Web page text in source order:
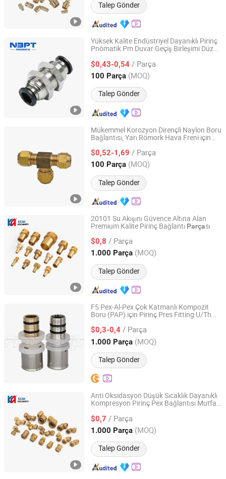
Talep Gönder
Yüksek Kalite Endüstriyel Dayanıklı Pirinç
Pnömatik Pm Duvar Geçiş Birleşimi Düz
$0,43-0,54 / Parça
100 Parça (MOQ)
Talep Gönder
Ningbo Pneumatic Technical Expert Co., Ltd.
Zhejiang, China Fiyat 2010
Mükemmel Korozyon Dirençli Naylon Boru
Bağlantısı, Yarı Römork Hava Freni için
$0,52-1,69 / Parça
100 Parça (MOQ)
Talep Gönder
Zhuji Honghao Machinery Co., Ltd.
Zhejiang, China Fiyat 2025
20101 Su Akışını Güvence Altına Alan
Premium Kalite Pirinç Bağlantı Parçası
$0,8 / Parça
1.000 Parça (MOQ)
Talep Gönder
Zhuji Kean Machinery Co., Ltd.
Zhejiang, China Fiyat 2026
F5 Pex-Al-Pex Çok Katmanlı Kompozit
Boru (PAP) için Pirinç Pres Fitting U/Th
$0,3-0,4 / Parça
1.000 Parça (MOQ)
Talep Gönder
FAME TOP INDUSTRIAL LIMITED
Zhejiang, China Fiyat 2016
Anti Oksidasyon Düşük Sıcaklık Dayanıklı
Kompresyon Pirinç Pex Bağlantısı Mutfak
$0,7 / Parça
1.000 Parça (MOQ)
Talep Gönder
Zhuji Kean Machinery Co., Ltd.
Zhejiang, China Fiyat 2026